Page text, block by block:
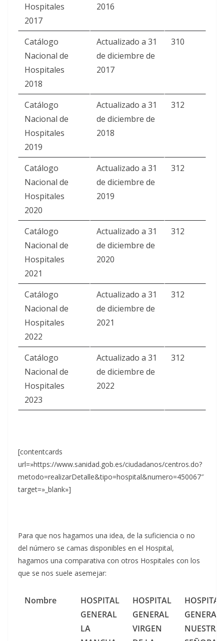
Hospitales
2017
2016
Catálogo
Nacional de
Hospitales
2018
Actualizado a 31
de diciembre de
2017
310
Catálogo
Nacional de
Hospitales
2019
Actualizado a 31
de diciembre de
2018
312
Catálogo
Nacional de
Hospitales
2020
Actualizado a 31
de diciembre de
2019
312
Catálogo
Nacional de
Hospitales
2021
Actualizado a 31
de diciembre de
2020
312
Catálogo
Nacional de
Hospitales
2022
Actualizado a 31
de diciembre de
2021
312
Catálogo
Nacional de
Hospitales
2023
Actualizado a 31
de diciembre de
2022
312
[contentcards
url=»https://www.sanidad.gob.es/ciudadanos/centros.do?
metodo=realizarDetalle&tipo=hospital&numero=450067″
target=»_blank»]
Para que nos hagamos una idea, de la suficiencia o no
del número se camas disponibles en el Hospital,
hagamos una comparativa con otros Hospitales con los
que se nos suele asemejar:
Nombre
HOSPITAL
GENERAL
LA
HOSPITAL
GENERAL
VIRGEN
HOSPITAL
GENERAL
NUESTRA